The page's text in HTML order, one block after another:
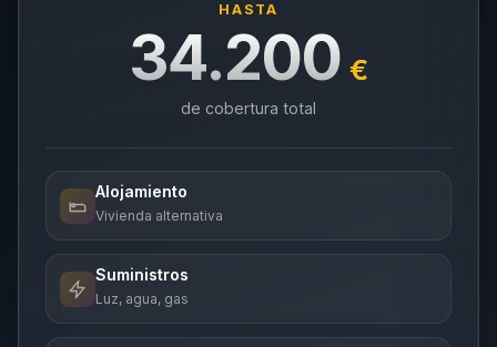
HASTA
34.200 €
de cobertura total
Alojamiento
Vivienda alternativa
Suministros
Luz, agua, gas